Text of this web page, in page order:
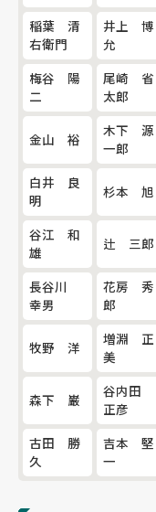
稲葉 清
右衛門
井上 博
允
梅谷 陽
二
尾崎 省
太郎
金山 裕
木下 源
一郎
白井 良
明
杉本 旭
谷江 和
雄
辻 三郎
長谷川
幸男
花房 秀
郎
牧野 洋
増淵 正
美
森下 巌
谷内田
正彦
古田 勝
久
吉本 堅
一